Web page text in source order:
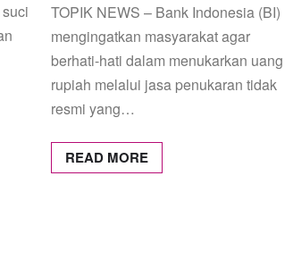
TOPIK NEWS – Bank Indonesia (BI)
mengingatkan masyarakat agar
berhati-hati dalam menukarkan uang
rupiah melalui jasa penukaran tidak
resmi yang…
READ MORE